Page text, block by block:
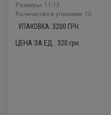
Размеры: 11-13
Количество в упаковке: 10
УПАКОВКА: 3200 ГРН.
ЦЕНА ЗА ЕД.: 320 грн.